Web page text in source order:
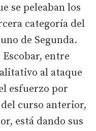
se peleaban los
categoría del
de Segunda.
entre
al ataque
esfuerzo por
curso anterior,
está dando sus